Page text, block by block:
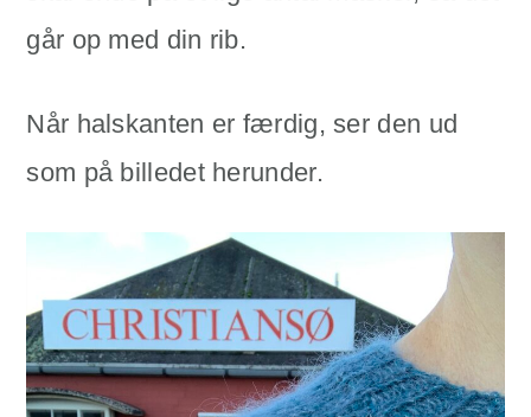
går op med din rib.
Når halskanten er færdig, ser den ud
som på billedet herunder.